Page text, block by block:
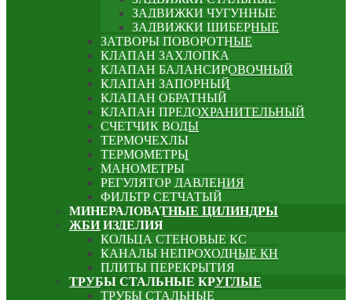
ЗАДВИЖКИ ЧУГУННЫЕ
ЗАДВИЖКИ ШИБЕРНЫЕ
ЗАТВОРЫ ПОВОРОТНЫЕ
КЛАПАН ЗАХЛОПКА
КЛАПАН БАЛАНСИРОВОЧНЫЙ
КЛАПАН ЗАПОРНЫЙ
КЛАПАН ОБРАТНЫЙ
КЛАПАН ПРЕДОХРАНИТЕЛЬНЫЙ
СЧЕТЧИК ВОДЫ
ТЕРМОЧЕХЛЫ
ТЕРМОМЕТРЫ
МАНОМЕТРЫ
РЕГУЛЯТОР ДАВЛЕНИЯ
ФИЛЬТР СЕТЧАТЫЙ
МИНЕРАЛОВАТНЫЕ ЦИЛИНДРЫ
ЖБИ ИЗДЕЛИЯ
КОЛЬЦА СТЕНОВЫЕ КС
КАНАЛЫ НЕПРОХОДНЫЕ КН
ПЛИТЫ ПЕРЕКРЫТИЯ
ТРУБЫ СТАЛЬНЫЕ КРУГЛЫЕ
ТРУБЫ СТАЛЬНЫЕ